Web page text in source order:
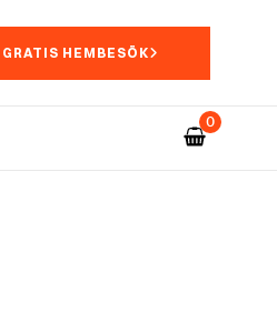
GRATIS HEMBESÖK